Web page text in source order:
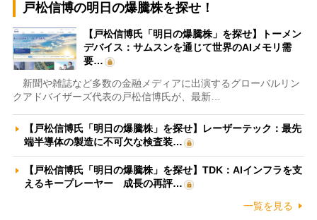
戸松信博の明日の爆騰株を探せ！
【戸松信博氏「明日の爆騰株」を探せ】トーメン
デバイス：サムスンを通じて世界のAIメモリ需
要…
新聞や雑誌など多数の金融メディアに出演するグローバルリン
クアドバイザーズ代表の戸松信博氏が、最新…
【戸松信博氏「明日の爆騰株」を探せ】レーザーテック：最先
端半導体の製造に不可欠な検査装…
【戸松信博氏「明日の爆騰株」を探せ】TDK：AIインフラを支
えるキープレーヤー 成長の再評…
一覧を見る